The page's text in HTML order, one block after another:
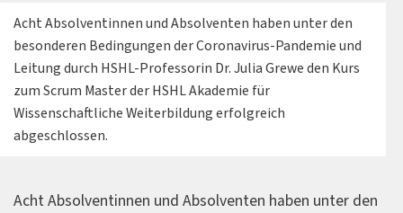
Acht Absolventinnen und Absolventen haben unter den
besonderen Bedingungen der Coronavirus-Pandemie und
Leitung durch HSHL-Professorin Dr. Julia Grewe den Kurs
zum Scrum Master der HSHL Akademie für
Wissenschaftliche Weiterbildung erfolgreich
abgeschlossen.
Acht Absolventinnen und Absolventen haben unter den